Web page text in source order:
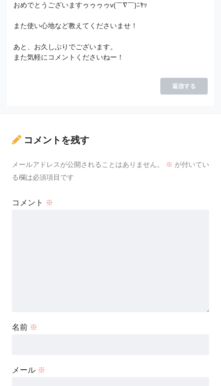
おめでとうございますゥゥゥゥv(￣∇￣)ﾆﾔｯ
また使い心地など教えてくださいませ！
あと、お久しぶりでございます。
また気軽にコメントくださいねー！
返信する
コメントを残す
メールアドレスが公開されることはありません。 ※ が付いてい
る欄は必須項目です
コメント ※
名前 ※
メール ※